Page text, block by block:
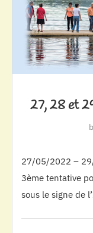
27, 28 et
27/05/2022 –
3ème tentative
sous le signe de